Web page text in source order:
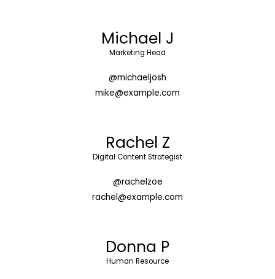
Michael J
Marketing Head
@michaeljosh
mike@example.com
Rachel Z
Digital Content Strategist
@rachelzoe
rachel@example.com
Donna P
Human Resource